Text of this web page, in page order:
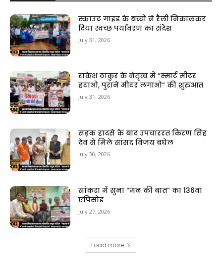
स्काउट गाइड के बच्चों ने रैली निकालकर
दिया स्वच्छ पर्यावरण का संदेश
July 31, 2026
राकेश ठाकुर के नेतृत्व में “स्मार्ट मीटर
हटाओ, पुराने मीटर लगाओ” की शुरुआत
July 31, 2026
सड़क हादसे के बाद उपचाररत किरण सिंह
देव से मिले सांसद विजय बघेल
July 30, 2026
सांकरा में सुना “मन की बात” का 136वां
एपिसोड
July 27, 2026
Load more